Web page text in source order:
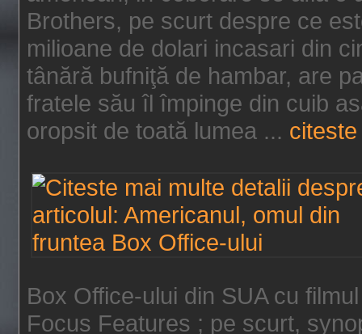
Brothers, pe scurt despre ce
milioane de dolari incasari din
tânără bufniţă de hambar, are
fratele său îl împinge din cuib
oropsit de toată lumea ...
Box Office-ului din SUA cu
Focus Features ; pe scurt,